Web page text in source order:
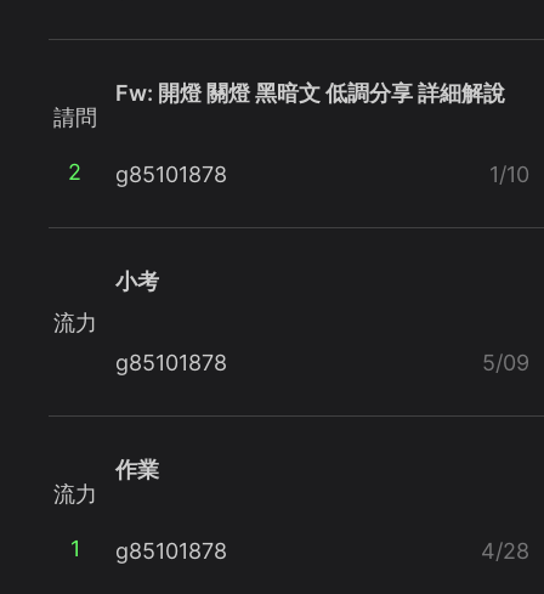
請問
2
Fw: 開燈 關燈 黑暗文 低調分享 詳細解說
g85101878 1/10
流力
小考
g85101878 5/09
流力
1
作業
g85101878 4/28